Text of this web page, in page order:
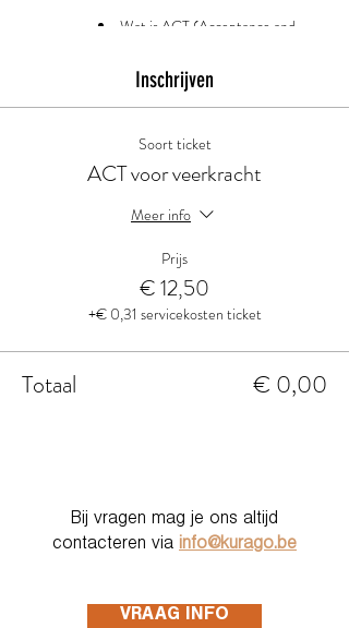
Wat is ACT (Acceptance and
Waar wil je naar toe in het leven?
Hoe kan je jouw waarden als
levenskompas gebruiken?
gevoelens en gedachten?
Hoe kan je meer in het hier en nu
af met een individueel opvolggesprek om jou
verder te ondersteunen om de geleerde
vaardigheden zo goed mogelijk in je leven toe te
kunnen passen.
Inschrijven
Soort ticket
ACT voor veerkracht
Meer info
Prijs
€ 12,50
+€ 0,31 servicekosten ticket
Totaal € 0,00
Bij vragen mag je ons altijd
contacteren via info@kurago.be
VRAAG INFO